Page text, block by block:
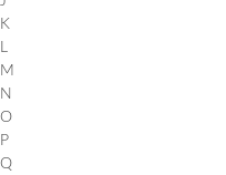
K
M
N
O
P
Q